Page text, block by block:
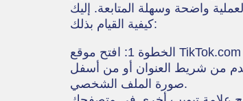
واضحة وسهلة المتابعة. إليك
كيفية القيام بذلك:
الخطوة 1: افتح موقع TikTok.com في متصفحك. افتح ملف الشخص الذي
من شريط العنوان أو من أسفل
صورة الملف الشخصي.